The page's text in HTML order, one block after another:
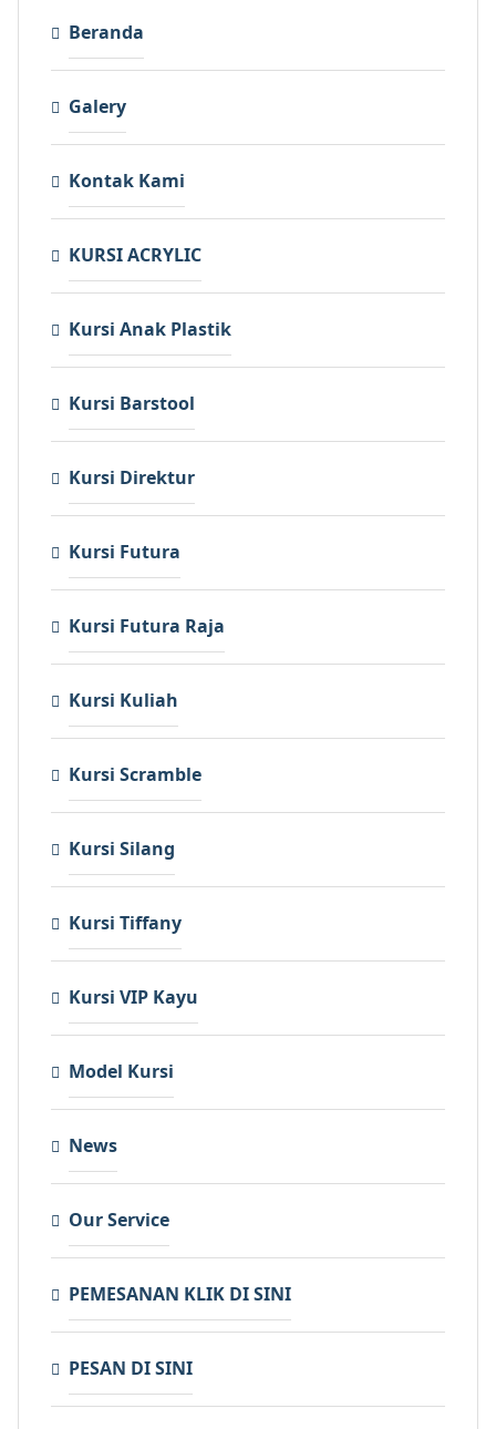
Beranda
Galery
Kontak Kami
KURSI ACRYLIC
Kursi Anak Plastik
Kursi Barstool
Kursi Direktur
Kursi Futura
Kursi Futura Raja
Kursi Kuliah
Kursi Scramble
Kursi Silang
Kursi Tiffany
Kursi VIP Kayu
Model Kursi
News
Our Service
PEMESANAN KLIK DI SINI
PESAN DI SINI